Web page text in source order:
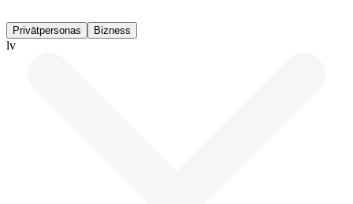
Privātpersonas Bizness
lv